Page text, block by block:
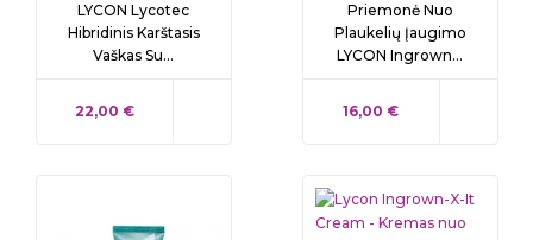
LYCON Lycotec
Hibridinis Karštasis
Vaškas Su...
KAINA
22,00 €
Priemonė Nuo
Plaukelių Įaugimo
LYCON Ingrown...
KAINA
16,00 €